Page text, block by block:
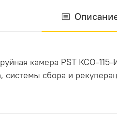
камера PST КСО-
системы сбора и